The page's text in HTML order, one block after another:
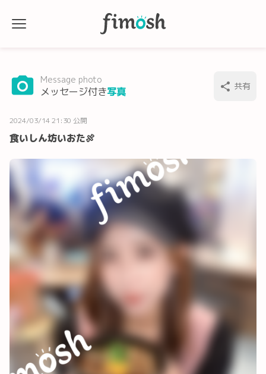
Message photo
メッセージ付き写真 共有
2024/03/14 21:30 公開
食いしん坊いおた🍖